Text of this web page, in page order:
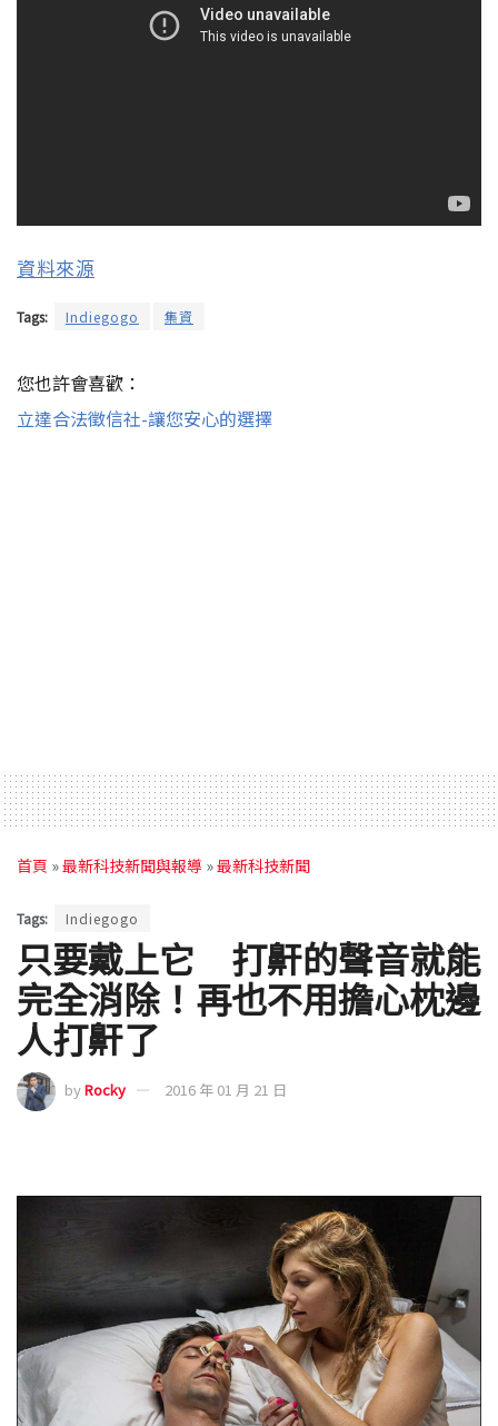
資料來源
Tags: Indiegogo 集資
您也許會喜歡：
立達合法徵信社-讓您安心的選擇
首頁 »最新科技新聞與報導 »最新科技新聞
Tags: Indiegogo
只要戴上它 打鼾的聲音就能
完全消除！再也不用擔心枕邊
人打鼾了
byRocky 2016 年 01 月 21 日